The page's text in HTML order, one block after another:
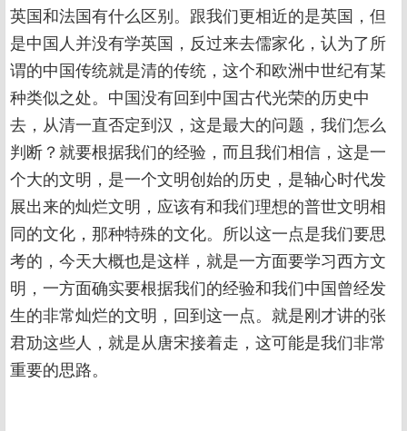
英国和法国有什么区别。跟我们更相近的是英国，但
是中国人并没有学英国，反过来去儒家化，认为了所
谓的中国传统就是清的传统，这个和欧洲中世纪有某
种类似之处。中国没有回到中国古代光荣的历史中
去，从清一直否定到汉，这是最大的问题，我们怎么
判断？就要根据我们的经验，而且我们相信，这是一
个大的文明，是一个文明创始的历史，是轴心时代发
展出来的灿烂文明，应该有和我们理想的普世文明相
同的文化，那种特殊的文化。所以这一点是我们要思
考的，今天大概也是这样，就是一方面要学习西方文
明，一方面确实要根据我们的经验和我们中国曾经发
生的非常灿烂的文明，回到这一点。就是刚才讲的张
君劢这些人，就是从唐宋接着走，这可能是我们非常
重要的思路。